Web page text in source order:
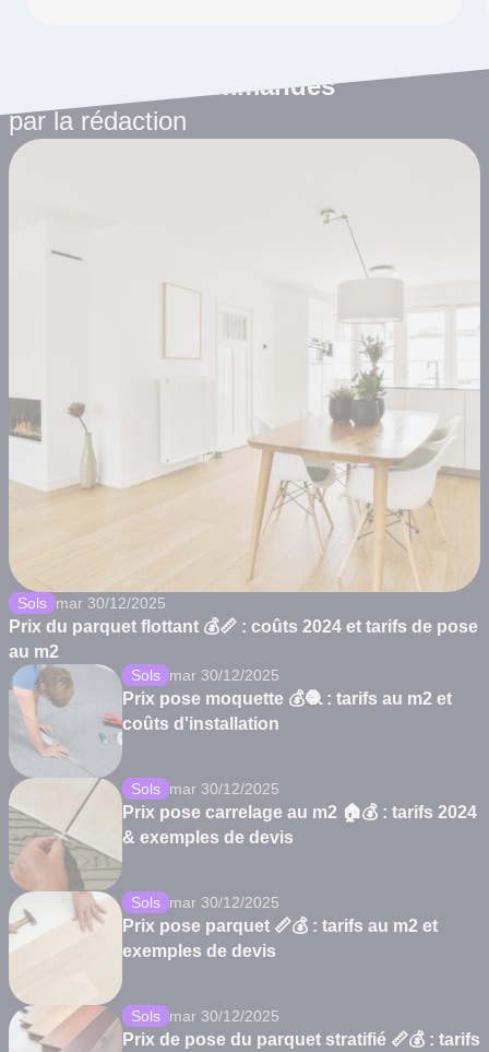
Les articles recommandés
par la rédaction
Sols mar 30/12/2025
Prix du parquet flottant 💰📏 : coûts 2024 et tarifs de pose
au m2
Sols mar 30/12/2025
Prix pose moquette 💰🧶 : tarifs au m2 et
coûts d'installation
Sols mar 30/12/2025
Prix pose carrelage au m2 🏠💰 : tarifs 2024
& exemples de devis
Sols mar 30/12/2025
Prix pose parquet 📏💰 : tarifs au m2 et
exemples de devis
Sols mar 30/12/2025
Prix de pose du parquet stratifié 📏💰 : tarifs